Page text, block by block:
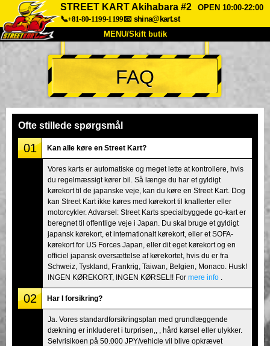
STREET KART Akihabara #2
OPEN 10:00-22:00
📞+81-80-1199-1199📧 shina@kart.st
MENU/Skift butik
TOP
Om Specifikationer Pris
Stemme
Virksomhed
Tokyo Shinagawa Tokyo Akihabara#1
Tokyo Akihabara#2 Tokyo Shibuya
Tokyo Shibuya Annex Tokyo Bay
Tokyo Asakusa Osaka
Okinawa
FAQ
Ofte stillede spørgsmål
01 Kan alle køre en Street Kart?
Vores karts er automatiske og meget lette at kontrollere, hvis
du regelmæssigt kører bil. Så længe du har et gyldigt
kørekort til de japanske veje, kan du køre en Street Kart. Dog
kan Street Kart ikke køres med kørekort til knallerter eller
motorcykler. Advarsel: Street Karts specialbyggede go-kart er
beregnet til offentlige veje i Japan. Du skal bruge et gyldigt
japansk kørekort, et internationalt kørekort, eller et SOFA-
kørekort for US Forces Japan, eller dit eget kørekort og en
officiel japansk oversættelse af kørekortet, hvis du er fra
Schweiz, Tyskland, Frankrig, Taiwan, Belgien, Monaco. Husk!
INGEN KØREKORT, INGEN KØRSEL!! For mere info
02 Har I forsikring?
Ja. Vores standardforsikringsplan med grundlæggende
dækning er inkluderet i turprisen,, , hård kørsel eller ulykker.
Selvrisikoen på 50.000 JPY/vehicle vil blive opkrævet